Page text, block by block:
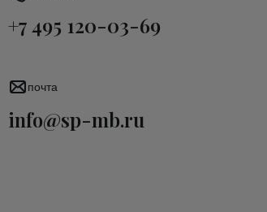
+7 495 120-03-69
почта
info@sp-mb.ru